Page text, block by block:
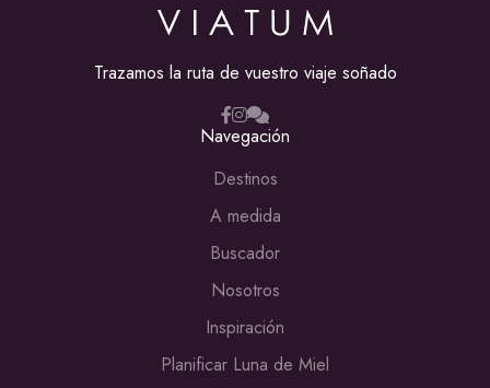
Trazamos la ruta de vuestro viaje soñado
Navegación
Destinos
A medida
Buscador
Nosotros
Inspiración
Planificar Luna de Miel